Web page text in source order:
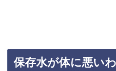
保存水が体に悪い